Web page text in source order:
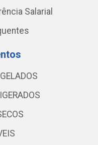
Salarial